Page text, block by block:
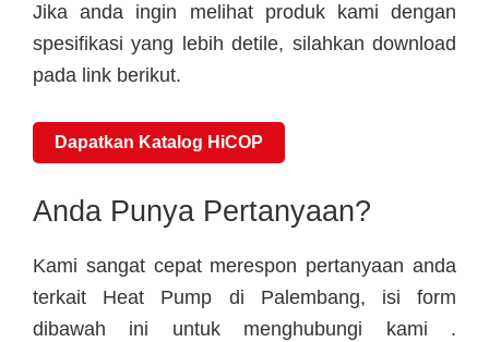
Jika anda ingin melihat produk kami dengan
spesifikasi yang lebih detile, silahkan download
pada link berikut.
Dapatkan Katalog HiCOP
Anda Punya Pertanyaan?
Kami sangat cepat merespon pertanyaan anda
terkait Heat Pump di Palembang, isi form
dibawah ini untuk menghubungi kami .